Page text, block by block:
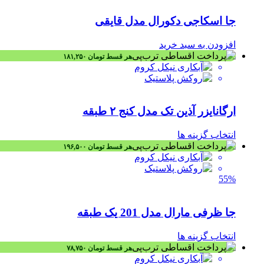
جا اسکاجی دکورال مدل قایقی
افزودن به سبد خرید
هر قسطتومان
ارگانایزر آذین تک مدل کنج ۲ طبقه
انتخاب گزینه ها
هر قسطتومان
55%
جا ظرفی مارال مدل 201 یک طبقه
انتخاب گزینه ها
هر قسطتومان